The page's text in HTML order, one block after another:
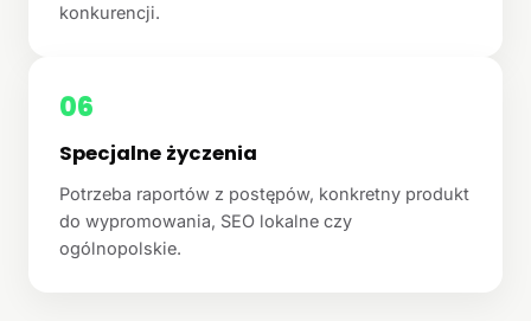
konkurencji.
06
Specjalne życzenia
Potrzeba raportów z postępów, konkretny produkt
do wypromowania, SEO lokalne czy
ogólnopolskie.